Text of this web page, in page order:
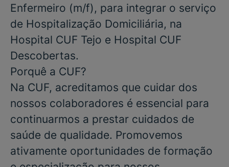
Enfermeiro (m/f), para integrar o serviço
de Hospitalização Domiciliária, na
Hospital CUF Tejo e Hospital CUF
Descobertas.
Porquê a CUF?
Na CUF, acreditamos que cuidar dos
nossos colaboradores é essencial para
continuarmos a prestar cuidados de
saúde de qualidade. Promovemos
ativamente oportunidades de formação